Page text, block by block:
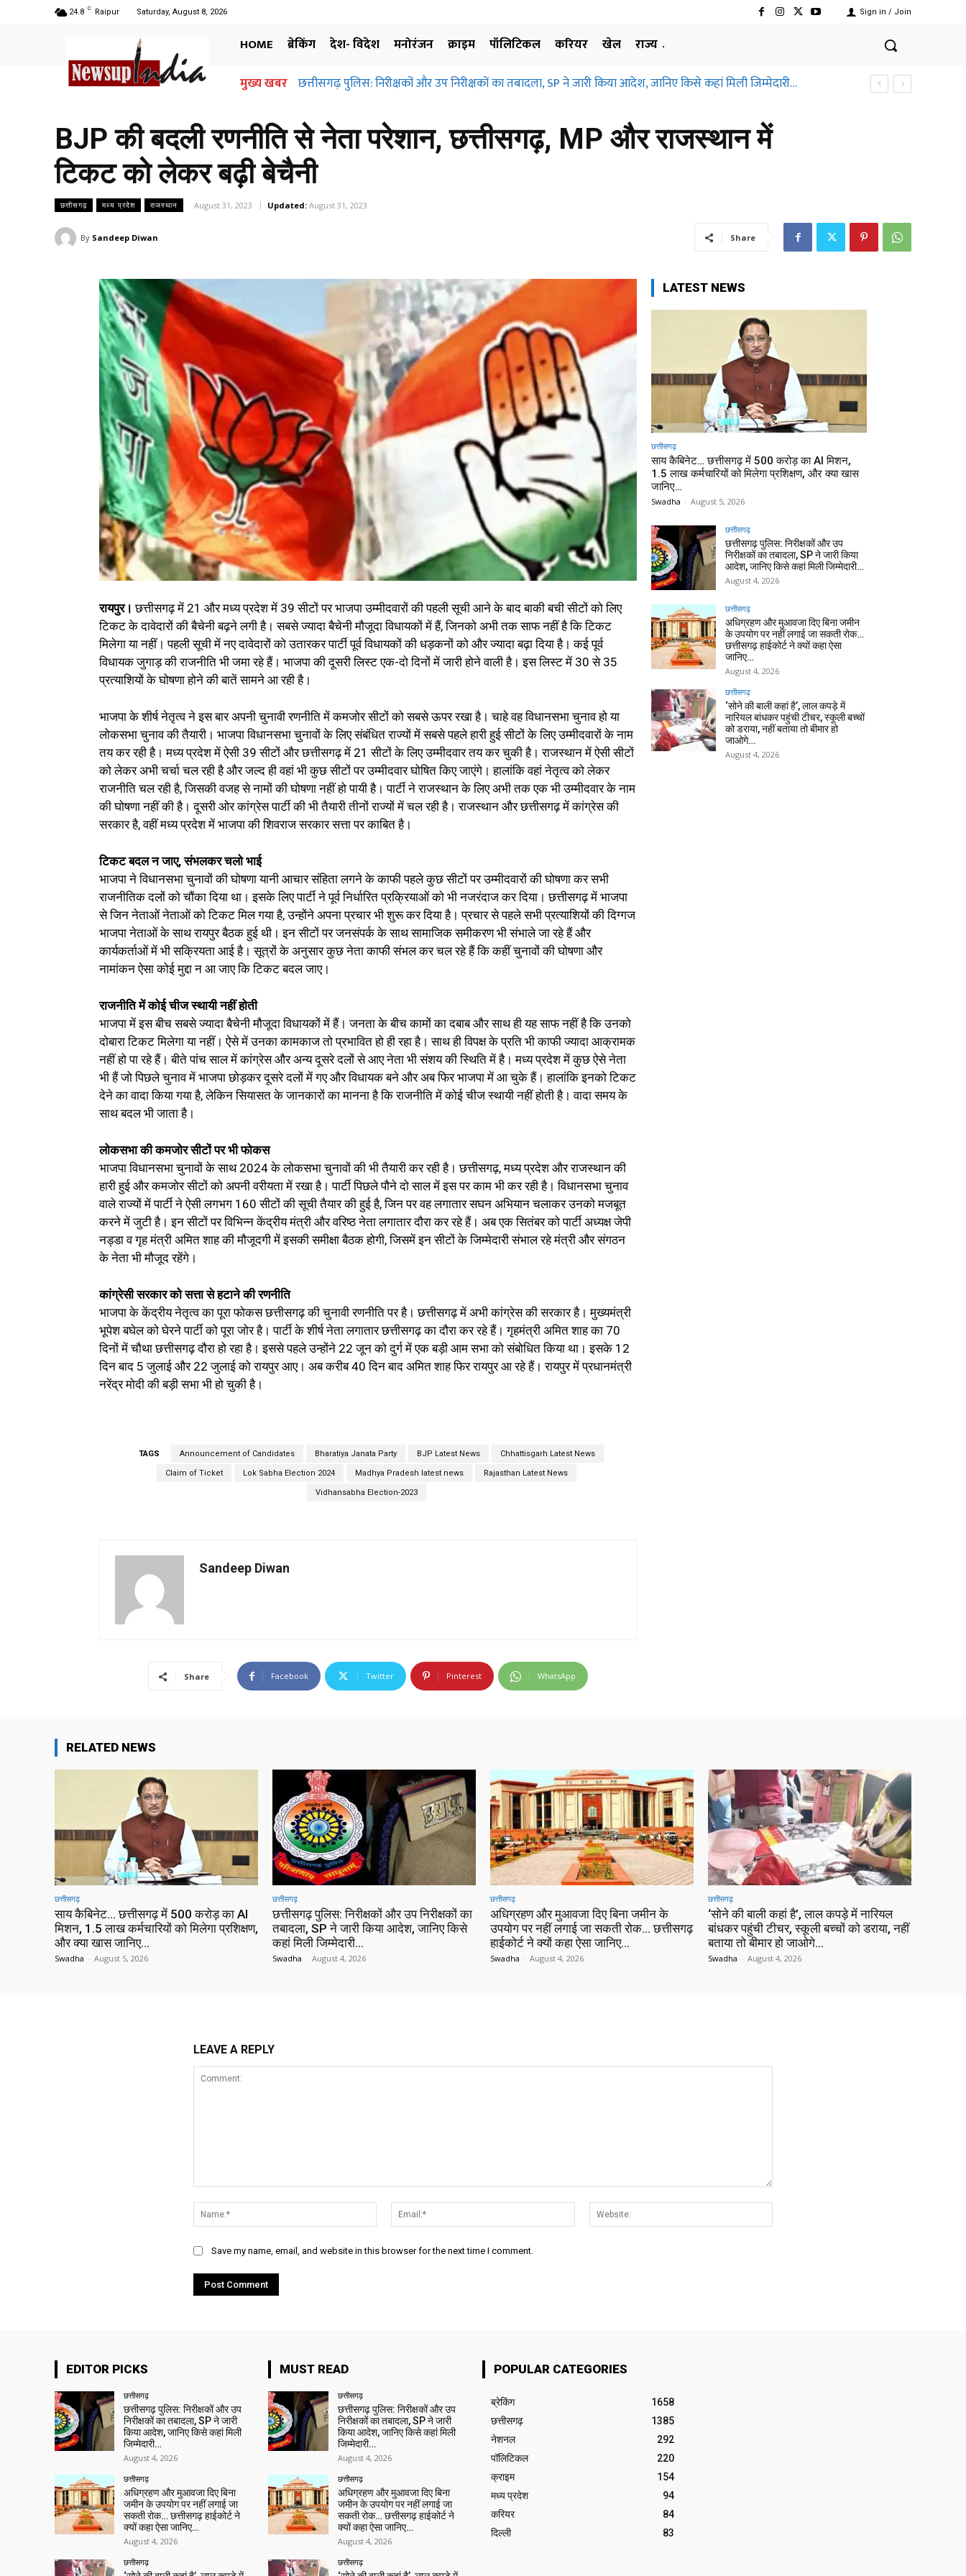
24.8 C Raipur Saturday, August 8, 2026 Sign in / Join
HOME ब्रेकिंग देश- विदेश मनोरंजन क्राइम पॉलिटिकल करियर खेल
राज्य
मुख्य खबर छत्तीसगढ़ पुलिस: निरीक्षकों और उप निरीक्षकों का तबादला, SP ने जारी किया आदेश, जानिए किसे कहां मिली जिम्मेदारी…
BJP की बदली रणनीति से नेता परेशान, छत्तीसगढ़, MP और राजस्थान में
टिकट को लेकर बढ़ी बेचैनी
छत्तीसगढ़ मध्य प्रदेश राजस्थान August 31, 2023 Updated: August 31, 2023
By Sandeep Diwan Share
रायपुर।छत्तीसगढ़ में 21 और मध्य प्रदेश में 39 सीटों पर भाजपा उम्मीदवारों की पहली सूची आने के बाद बाकी बची सीटों को लिए
टिकट के दावेदारों की बैचेनी बढ़ने लगी है। सबसे ज्यादा बैचेनी मौजूदा विधायकों में हैं, जिनको अभी तक साफ नहीं है कि टिकट
मिलेगा या नहीं। पहली सूची में नए दावेदारों को उतारकर पार्टी पूर्व विधायकों की धड़कनों को और ज्यादा बढ़ा दिया है। कई पूर्व
विधायक जुगाड़ की राजनीति भी जमा रहे हैं। भाजपा की दूसरी लिस्ट एक-दो दिनों में जारी होने वाली है। इस लिस्ट में 30 से 35
प्रत्याशियों के घोषणा होने की बातें सामने आ रही है।
भाजपा के शीर्ष नेतृत्व ने इस बार अपनी चुनावी रणनीति में कमजोर सीटों को सबसे ऊपर रखा है। चाहे वह विधानसभा चुनाव हो या
लोकसभा चुनाव की तैयारी। भाजपा विधानसभा चुनावों के लिए संबंधित राज्यों में सबसे पहले हारी हुई सीटों के लिए उम्मीदवारों के नाम
तय कर रही है। मध्य प्रदेश में ऐसी 39 सीटों और छत्तीसगढ़ में 21 सीटों के लिए उम्मीदवार तय कर चुकी है। राजस्थान में ऐसी सीटों
को लेकर अभी चर्चा चल रही है और जल्द ही वहां भी कुछ सीटों पर उम्मीदवार घोषित किए जाएंगे। हालांकि वहां नेतृत्व को लेकर
राजनीति चल रही है, जिसकी वजह से नामों की घोषणा नहीं हो पायी है। पार्टी ने राजस्थान के लिए अभी तक एक भी उम्मीदवार के नाम
की घोषणा नहीं की है। दूसरी ओर कांग्रेस पार्टी की भी तैयारी तीनों राज्यों में चल रही है। राजस्थान और छत्तीसगढ़ में कांग्रेस की
सरकार है, वहीं मध्य प्रदेश में भाजपा की शिवराज सरकार सत्ता पर काबित है।
टिकट बदल न जाए, संभलकर चलो भाई
भाजपा ने विधानसभा चुनावों की घोषणा यानी आचार संहिता लगने के काफी पहले कुछ सीटों पर उम्मीदवारों की घोषणा कर सभी
राजनीतिक दलों को चौंका दिया था। इसके लिए पार्टी ने पूर्व निर्धारित प्रक्रियाओं को भी नजरंदाज कर दिया। छत्तीसगढ़ में भाजपा
से जिन नेताओं नेताओं को टिकट मिल गया है, उन्होंने अपना प्रचार भी शुरू कर दिया है। प्रचार से पहले सभी प्रत्याशियों की दिग्गज
भाजपा नेताओं के साथ रायपुर बैठक हुई थी। इन सीटों पर जनसंपर्क के साथ सामाजिक समीकरण भी संभाले जा रहे हैं और
कार्यकर्ताओं में भी सक्रियता आई है। सूत्रों के अनुसार कुछ नेता काफी संभल कर चल रहे हैं कि कहीं चुनावों की घोषणा और
नामांकन ऐसा कोई मुद्दा न आ जाए कि टिकट बदल जाए।
राजनीति में कोई चीज स्थायी नहीं होती
भाजपा में इस बीच सबसे ज्यादा बैचेनी मौजूदा विधायकों में हैं। जनता के बीच कामों का दबाब और साथ ही यह साफ नहीं है कि उनको
दोबारा टिकट मिलेगा या नहीं। ऐसे में उनका कामकाज तो प्रभावित हो ही रहा है। साथ ही विपक्ष के प्रति भी काफी ज्यादा आक्रामक
नहीं हो पा रहे हैं। बीते पांच साल में कांग्रेस और अन्य दूसरे दलों से आए नेता भी संशय की स्थिति में है। मध्य प्रदेश में कुछ ऐसे नेता
भी हैं जो पिछले चुनाव में भाजपा छोड़कर दूसरे दलों में गए और विधायक बने और अब फिर भाजपा में आ चुके हैं। हालांकि इनको टिकट
देने का वादा किया गया है, लेकिन सियासत के जानकारों का मानना है कि राजनीति में कोई चीज स्थायी नहीं होती है। वादा समय के
साथ बदल भी जाता है।
लोकसभा की कमजोर सीटों पर भी फोकस
भाजपा विधानसभा चुनावों के साथ 2024 के लोकसभा चुनावों की भी तैयारी कर रही है। छत्तीसगढ़, मध्य प्रदेश और राजस्थान की
हारी हुई और कमजोर सीटों को अपनी वरीयता में रखा है। पार्टी पिछले पौने दो साल में इस पर काम भी कर रही है। विधानसभा चुनाव
वाले राज्यों में पार्टी ने ऐसी लगभग 160 सीटों की सूची तैयार की हुई है, जिन पर वह लगातार सघन अभियान चलाकर उनको मजबूत
करने में जुटी है। इन सीटों पर विभिन्न केंद्रीय मंत्री और वरिष्ठ नेता लगातार दौरा कर रहे हैं। अब एक सितंबर को पार्टी अध्यक्ष जेपी
नड्डा व गृह मंत्री अमित शाह की मौजूदगी में इसकी समीक्षा बैठक होगी, जिसमें इन सीटों के जिम्मेदारी संभाल रहे मंत्री और संगठन
के नेता भी मौजूद रहेंगे।
कांग्रेसी सरकार को सत्ता से हटाने की रणनीति
भाजपा के केंद्रीय नेतृत्व का पूरा फोकस छत्तीसगढ़ की चुनावी रणनीति पर है। छत्तीसगढ़ में अभी कांग्रेस की सरकार है। मुख्यमंत्री
भूपेश बघेल को घेरने पार्टी को पूरा जोर है। पार्टी के शीर्ष नेता लगातार छत्तीसगढ़ का दौरा कर रहे हैं। गृहमंत्री अमित शाह का 70
दिनों में चौथा छत्तीसगढ़ दौरा हो रहा है। इससे पहले उन्होंने 22 जून को दुर्ग में एक बड़ी आम सभा को संबोधित किया था। इसके 12
दिन बाद 5 जुलाई और 22 जुलाई को रायपुर आए। अब करीब 40 दिन बाद अमित शाह फिर रायपुर आ रहे हैं। रायपुर में प्रधानमंत्री
नरेंद्र मोदी की बड़ी सभा भी हो चुकी है।
TAGS Announcement of Candidates Bharatiya Janata Party BJP Latest News Chhattisgarh Latest News
Claim of Ticket Lok Sabha Election 2024 Madhya Pradesh latest news Rajasthan Latest News
Vidhansabha Election-2023
Sandeep Diwan
Share Facebook Twitter Pinterest WhatsApp
LATEST NEWS
छत्तीसगढ़
साय कैबिनेट… छत्तीसगढ़ में 500 करोड़ का AI मिशन,
1.5 लाख कर्मचारियों को मिलेगा प्रशिक्षण, और क्या खास
जानिए…
Swadha - August 5, 2026
छत्तीसगढ़
छत्तीसगढ़ पुलिस: निरीक्षकों और उप
निरीक्षकों का तबादला, SP ने जारी किया
आदेश, जानिए किसे कहां मिली जिम्मेदारी…
August 4, 2026
छत्तीसगढ़
अधिग्रहण और मुआवजा दिए बिना जमीन
के उपयोग पर नहीं लगाई जा सकती रोक…
छत्तीसगढ़ हाईकोर्ट ने क्यों कहा ऐसा
जानिए…
August 4, 2026
छत्तीसगढ़
‘सोने की बाली कहां है’, लाल कपड़े में
नारियल बांधकर पहुंची टीचर, स्कूली बच्चों
को डराया, नहीं बताया तो बीमार हो
जाओगे…
August 4, 2026
RELATED NEWS
छत्तीसगढ़
साय कैबिनेट… छत्तीसगढ़ में 500 करोड़ का AI
मिशन, 1.5 लाख कर्मचारियों को मिलेगा प्रशिक्षण,
और क्या खास जानिए…
Swadha - August 5, 2026
छत्तीसगढ़
छत्तीसगढ़ पुलिस: निरीक्षकों और उप निरीक्षकों का
तबादला, SP ने जारी किया आदेश, जानिए किसे
कहां मिली जिम्मेदारी…
Swadha - August 4, 2026
छत्तीसगढ़
अधिग्रहण और मुआवजा दिए बिना जमीन के
उपयोग पर नहीं लगाई जा सकती रोक… छत्तीसगढ़
हाईकोर्ट ने क्यों कहा ऐसा जानिए…
Swadha - August 4, 2026
छत्तीसगढ़
‘सोने की बाली कहां है’, लाल कपड़े में नारियल
बांधकर पहुंची टीचर, स्कूली बच्चों को डराया, नहीं
बताया तो बीमार हो जाओगे…
Swadha - August 4, 2026
LEAVE A REPLY
Name:*
Email:*
Save my name, email, and website in this browser for the next time I comment.
EDITOR PICKS
छत्तीसगढ़
छत्तीसगढ़ पुलिस: निरीक्षकों और उप
निरीक्षकों का तबादला, SP ने जारी
किया आदेश, जानिए किसे कहां मिली
जिम्मेदारी…
August 4, 2026
छत्तीसगढ़
अधिग्रहण और मुआवजा दिए बिना
जमीन के उपयोग पर नहीं लगाई जा
सकती रोक… छत्तीसगढ़ हाईकोर्ट ने
क्यों कहा ऐसा जानिए…
August 4, 2026
छत्तीसगढ़
MUST READ
छत्तीसगढ़
छत्तीसगढ़ पुलिस: निरीक्षकों और उप
निरीक्षकों का तबादला, SP ने जारी
किया आदेश, जानिए किसे कहां मिली
जिम्मेदारी…
August 4, 2026
छत्तीसगढ़
अधिग्रहण और मुआवजा दिए बिना
जमीन के उपयोग पर नहीं लगाई जा
सकती रोक… छत्तीसगढ़ हाईकोर्ट ने
क्यों कहा ऐसा जानिए…
August 4, 2026
छत्तीसगढ़
POPULAR CATEGORIES
ब्रेकिंग
1658
छत्तीसगढ़
1385
नेशनल
292
पॉलिटिकल
220
क्राइम
154
मध्य प्रदेश
94
करियर
84
दिल्ली
83